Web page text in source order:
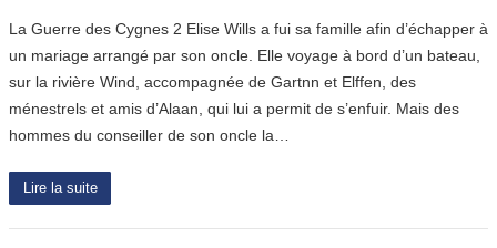
La Guerre des Cygnes 2 Elise Wills a fui sa famille afin d’échapper à
un mariage arrangé par son oncle. Elle voyage à bord d’un bateau,
sur la rivière Wind, accompagnée de Gartnn et Elffen, des
ménestrels et amis d’Alaan, qui lui a permit de s’enfuir. Mais des
hommes du conseiller de son oncle la…
Lire la suite